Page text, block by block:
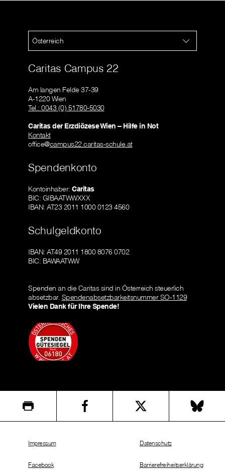
Österreich
Caritas Campus 22
Am langen Felde 37-39
A-1220 Wien
Tel.: 0043 (0) 51780-5030
Caritas der Erzdiözese Wien – Hilfe in Not
Kontakt
office@campus22.caritas-schule.at
Spendenkonto
Kontoinhaber: Caritas
BIC: GIBAATWWXXX
IBAN: AT23 2011 1000 0123 4560
Schulgeldkonto
IBAN: AT49 2011 1800 8076 0702
BIC: BAWAATWW
Spenden an die Caritas sind in Österreich steuerlich
absetzbar. Spendenabsetzbarkeitsnummer SO-1129
Vielen Dank für Ihre Spende!
Impressum
Facebook
Datenschutz
Barrierefreiheitserklärung